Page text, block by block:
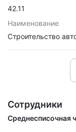
42.11
Наименование
Строительство
Сотрудники
Среднесписочная